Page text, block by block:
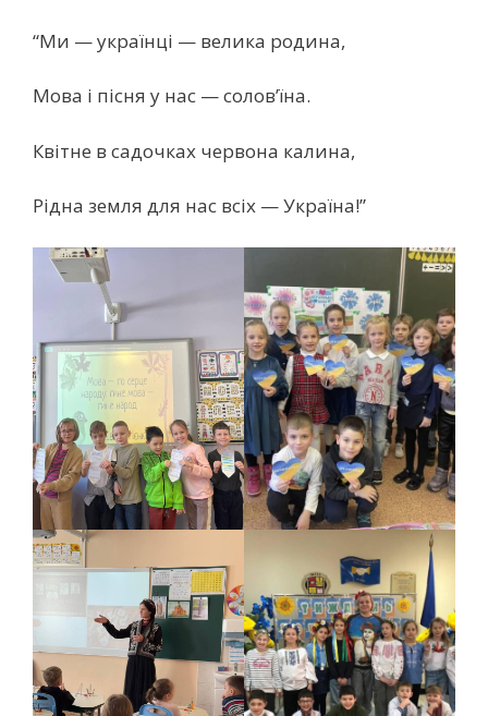
“Ми — українці — велика родина,
Мова і пісня у нас — солов’їна.
Квітне в садочках червона калина,
Рідна земля для нас всіх — Україна!”